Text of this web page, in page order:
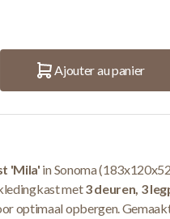
Ajouter au panier
'Mila' in Sonoma
met3 deuren, 3
optimaal opbergen.